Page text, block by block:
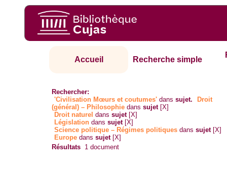
Accueil Recherche simple
Rechercher:
'Civilisation Mœurs et coutumes' danssujet.
Droit
(général) – Philosophie danssujet [X]
Droit naturel danssujet [X]
Législation danssujet [X]
Science politique – Régimes politiques danssujet [X]
Europe danssujet [X]
Résultats 1 document